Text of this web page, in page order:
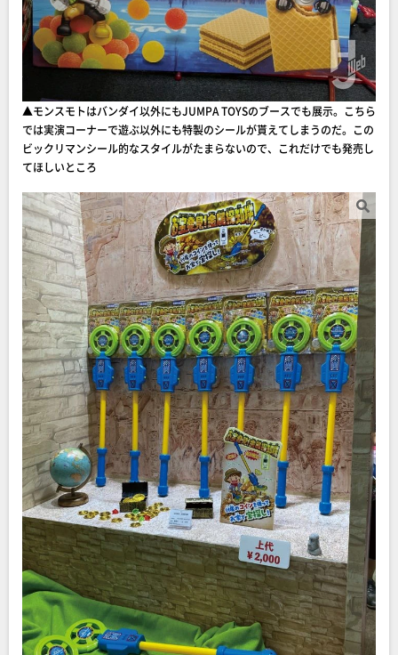
▲モンスモトはバンダイ以外にもJUMPA TOYSのブースでも展示。こちら
では実演コーナーで遊ぶ以外にも特製のシールが貰えてしまうのだ。この
ビックリマンシール的なスタイルがたまらないので、これだけでも発売し
てほしいところ